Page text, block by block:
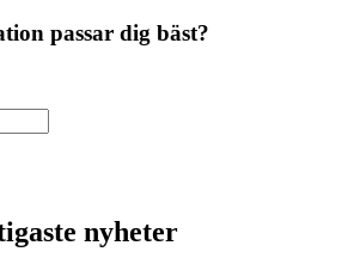
passar dig bäst?
nyheter